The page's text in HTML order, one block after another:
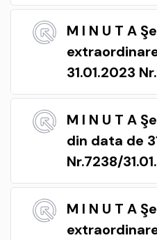
M I N U T A
31.01.2023
M I N U T A
din data de
Nr.7238/
M I N U T A